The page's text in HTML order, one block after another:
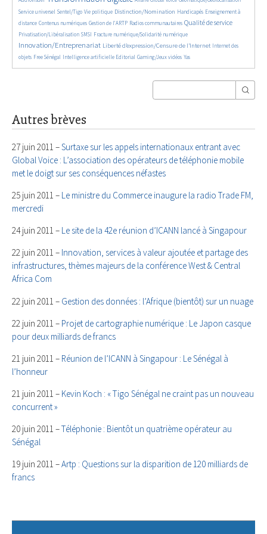
Service universel
681/5815 Sentel/Tigo
188/5815 Vie politique
1969/5815 Distinction/Nomination
34/5815 Handicapés
735/5815
Enseignement à
distance
798/5815Contenus numériques
608/5815 Gestion de l’ARTP
178/5815 Radios communautaires
2168/5815 Qualité de service
544/5815
Privatisation/Libéralisation
145/5815 SMSI
487/5815 Fracture numérique/Solidarité numérique
2820/5815
Innovation/Entreprenariat
1478/5815 Liberté d’expression/Censure de l’Internet
48/5815
Internet des
objets
178/5815Free Sénégal
963/5815 Intelligence artificielle
196/5815 Editorial
71/5815 Gaming/Jeux vidéos
24/5815 Yas
Autres brèves
27 juin 2011 –Surtaxe sur les appels internationaux entrant avec
Global Voice : L’association des opérateurs de téléphonie mobile
met le doigt sur ses conséquences néfastes
25 juin 2011 – Le ministre du Commerce inaugure la radio Trade FM,
mercredi
24 juin 2011 – Le site de la 42e réunion d’ICANN lancé à Singapour
22 juin 2011 – Innovation, services à valeur ajoutée et partage des
infrastructures, thèmes majeurs de la conférence West & Central
Africa Com
22 juin 2011 – Gestion des données : l’Afrique (bientôt) sur un nuage
22 juin 2011 – Projet de cartographie numérique : Le Japon casque
pour deux milliards de francs
21 juin 2011 – Réunion de l’ICANN à Singapour : Le Sénégal à
l’honneur
21 juin 2011 – Kevin Koch : « Tigo Sénégal ne craint pas un nouveau
concurrent »
20 juin 2011 –Téléphonie : Bientôt un quatrième opérateur au
Sénégal
19 juin 2011 –Artp : Questions sur la disparition de 120 milliards de
francs